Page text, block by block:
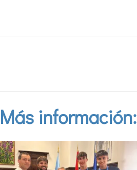
Más información: